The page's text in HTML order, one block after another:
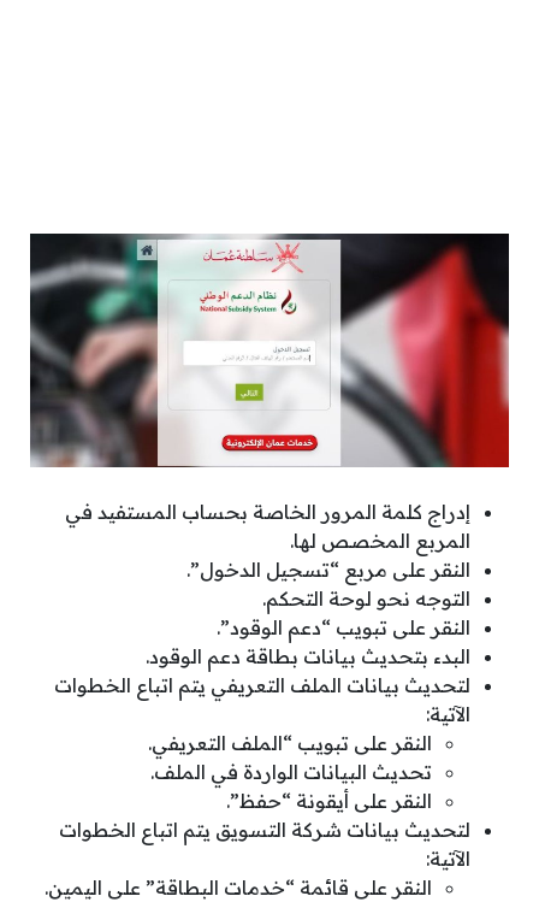
إدراج كلمة المرور الخاصة بحساب المستفيد في
المربع المخصص لها.
النقر على مربع “تسجيل الدخول”.
التوجه نحو لوحة التحكم.
النقر على تبويب “دعم الوقود”.
البدء بتحديث بيانات بطاقة دعم الوقود.
لتحديث بيانات الملف التعريفي يتم اتباع الخطوات
الآتية:
النقر على تبويب “الملف التعريفي.
تحديث البيانات الواردة في الملف.
النقر على أيقونة “حفظ”.
لتحديث بيانات شركة التسويق يتم اتباع الخطوات
الآتية:
النقر على قائمة “خدمات البطاقة” على اليمين.